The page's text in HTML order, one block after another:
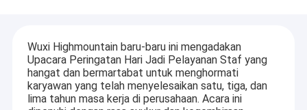
Wuxi Highmountain baru-baru ini mengadakan
Upacara Peringatan Hari Jadi Pelayanan Staf yang
hangat dan bermartabat untuk menghormati
karyawan yang telah menyelesaikan satu, tiga, dan
lima tahun masa kerja di perusahaan. Acara ini